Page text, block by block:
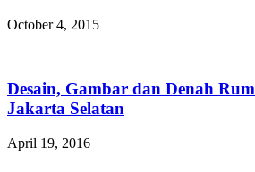
October 4, 2015
Desain, Gambar dan Denah
Jakarta Selatan
April 19, 2016